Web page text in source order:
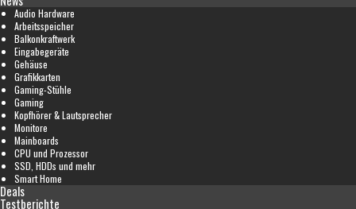
Audio Hardware
Arbeitsspeicher
Balkonkraftwerk
Eingabegeräte
Gehäuse
Grafikkarten
Gaming-Stühle
Gaming
Kopfhörer & Lautsprecher
Monitore
Mainboards
CPU und Prozessor
SSD, HDDs und mehr
Smart Home
Deals
Testberichte